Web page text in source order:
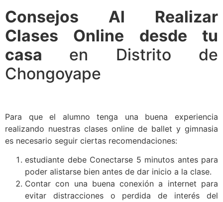
Consejos Al Realizar
Clases Online desde tu
casa en Distrito de
Chongoyape
Para que el alumno tenga una buena experiencia
realizando nuestras clases online de ballet y gimnasia
es necesario seguir ciertas recomendaciones:
estudiante debe Conectarse 5 minutos antes para
poder alistarse bien antes de dar inicio a la clase.
Contar con una buena conexión a internet para
evitar distracciones o perdida de interés del